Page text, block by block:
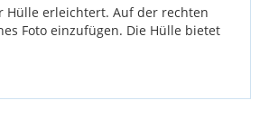
Hülle erleichtert. Auf der rechten
Foto einzufügen. Die Hülle bietet